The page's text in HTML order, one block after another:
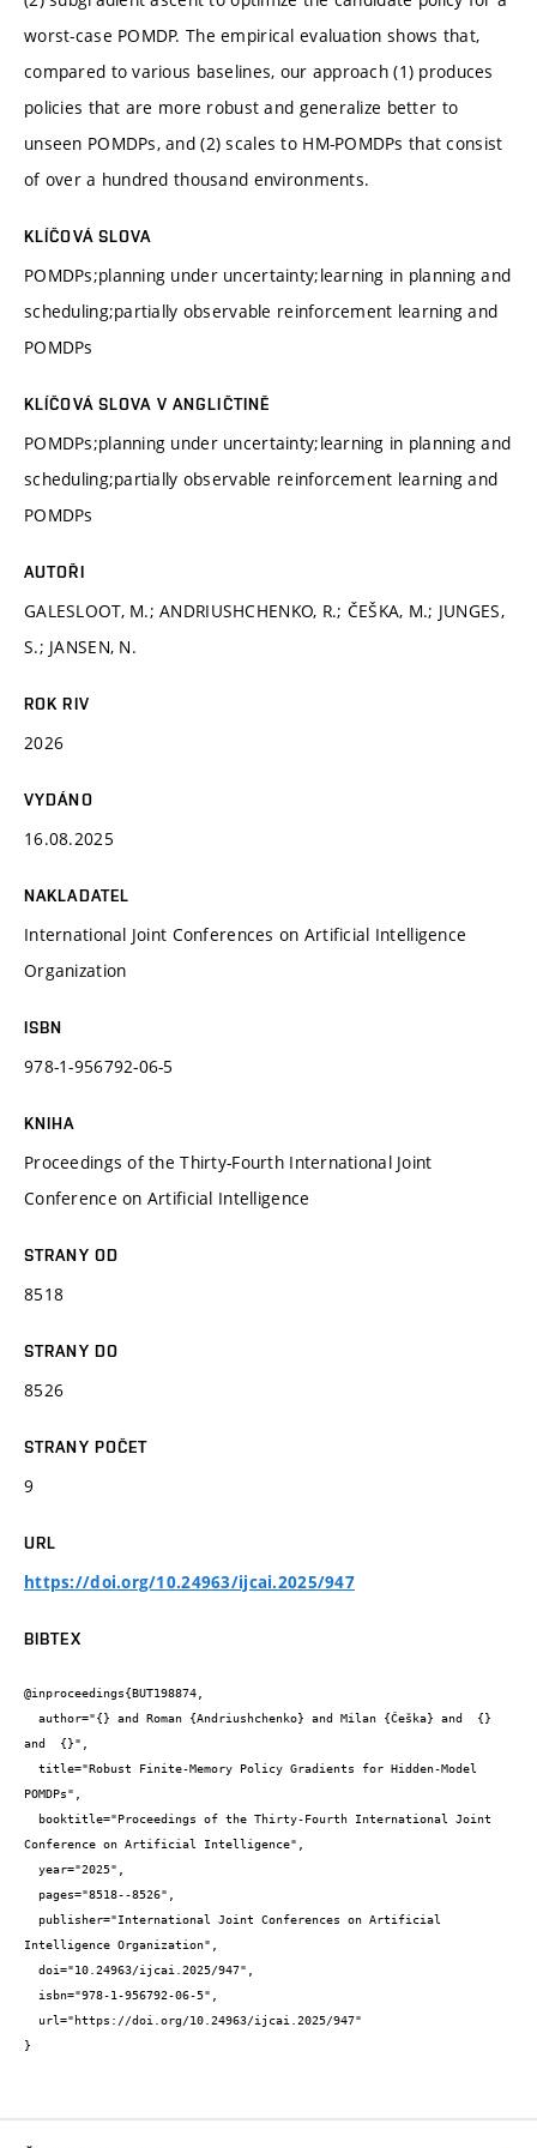
worst-case POMDP. The empirical evaluation shows that,
compared to various baselines, our approach (1) produces
policies that are more robust and generalize better to
unseen POMDPs, and (2) scales to HM-POMDPs that consist
of over a hundred thousand environments.
KLÍČOVÁ SLOVA
POMDPs;planning under uncertainty;learning in planning and
scheduling;partially observable reinforcement learning and
POMDPs
KLÍČOVÁ SLOVA V ANGLIČTINĚ
POMDPs;planning under uncertainty;learning in planning and
scheduling;partially observable reinforcement learning and
POMDPs
AUTOŘI
GALESLOOT, M.; ANDRIUSHCHENKO, R.; ČEŠKA, M.; JUNGES,
S.; JANSEN, N.
ROK RIV
2026
VYDÁNO
16.08.2025
NAKLADATEL
International Joint Conferences on Artificial Intelligence
Organization
ISBN
978-1-956792-06-5
KNIHA
Proceedings of the Thirty-Fourth International Joint
Conference on Artificial Intelligence
STRANY OD
8518
STRANY DO
8526
STRANY POČET
9
URL
https://doi.org/10.24963/ijcai.2025/947
BIBTEX
@inproceedings{BUT198874,
and  {}",
POMDPs",
Conference on Artificial Intelligence",
Intelligence Organization",
}